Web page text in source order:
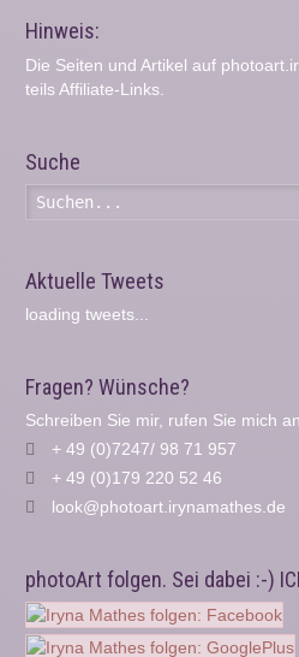
Hinweis:
Die Seiten und Artikel auf
teils Affiliate-Links.
Suche
Aktuelle Tweets
loading tweets...
Fragen? Wünsche?
Schreiben Sie mir, rufen Sie mich
+ 49 (0)7247/ 98 71 957
+ 49 (0)179 220 52 46
look@photoart.irynamathes.de
photoArt folgen. Sei dabei :-)